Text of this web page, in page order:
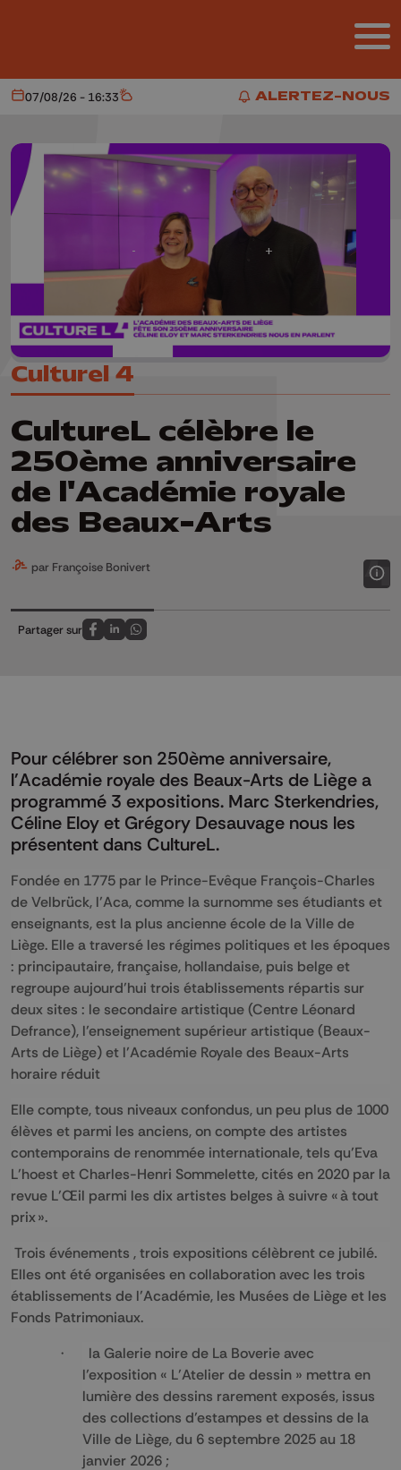
ALERTEZ-NOUS
ALERTEZ-NOUS
Aujourd'hui
07/08/26 - 16:33 Météo
Culturel 4
CultureL célèbre le
250ème anniversaire
de l'Académie royale
des Beaux-Arts
par Françoise Bonivert
Partager sur
Partagez sur FaceBook
Partagez sur LinkedIn
Partagez sur Whatsapp
Pour célébrer son 250ème anniversaire,
l'Académie royale des Beaux-Arts de Liège a
programmé 3 expositions. Marc Sterkendries,
Céline Eloy et Grégory Desauvage nous les
présentent dans CultureL.
Fondée en 1775 par le Prince-Evêque François-Charles
de Velbrück, l’Aca, comme la surnomme ses étudiants et
enseignants, est la plus ancienne école de la Ville de
Liège. Elle a traversé les régimes politiques et les époques
: principautaire, française, hollandaise, puis belge et
regroupe aujourd’hui trois établissements répartis sur
deux sites : le secondaire artistique (Centre Léonard
Defrance), l’enseignement supérieur artistique (Beaux-
Arts de Liège) et l’Académie Royale des Beaux-Arts
horaire réduit
Elle compte, tous niveaux confondus, un peu plus de 1000
élèves et parmi les anciens, on compte des artistes
contemporains de renommée internationale, tels qu’Eva
L’hoest et Charles-Henri Sommelette, cités en 2020 par la
revue L’Œil parmi les dix artistes belges à suivre « à tout
prix ».
Trois événements , trois expositions célèbrent ce jubilé.
Elles ont été organisées en collaboration avec les trois
établissements de l’Académie, les Musées de Liège et les
Fonds Patrimoniaux.
· la Galerie noire de La Boverie avec
l’exposition « L’Atelier de dessin » mettra en
lumière des dessins rarement exposés, issus
des collections d’estampes et dessins de la
Ville de Liège, du 6 septembre 2025 au 18
janvier 2026 ;